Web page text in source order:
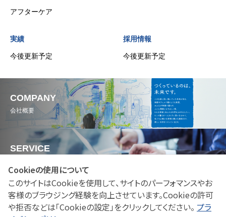
アフターケア
実績
今後更新予定
採用情報
今後更新予定
COMPANY
会社概要
SERVICE
WORKS
実績
Cookieの使用について
このサイトはCookieを使用して、サイトのパーフォマンスやお
客様のブラウジング経験を向上させています。Cookieの許可
や拒否などは「Cookieの設定」をクリックしてください。 プラ